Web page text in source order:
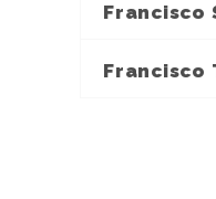
Francisco
Francisco